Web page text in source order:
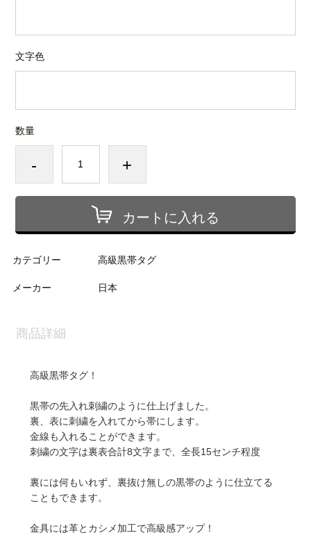
文字色
数量
- +
カートに入れる
カテゴリー 高級黒帯タグ
メーカー 日本
商品詳細
高級黒帯タグ！
黒帯の先入れ刺繍のように仕上げました。
裏、表に刺繍を入れてから帯にします。
金線も入れることができます。
刺繍の文字は裏表合計8文字まで、全長15センチ程度
裏には何もいれず、裏抜け無しの黒帯のように仕立てる
こともできます。
金具には革とカシメ加工で高級感アップ！